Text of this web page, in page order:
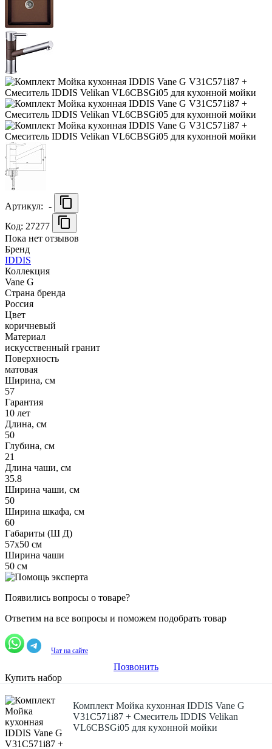
Артикул: -
Код: 27277
Пока нет отзывов
Бренд
IDDIS
Коллекция
Vane G
Страна бренда
Россия
Цвет
коричневый
Материал
искусственный гранит
Поверхность
матовая
Ширина, см
57
Гарантия
10 лет
Длина, см
50
Глубина, см
21
Длина чаши, см
35.8
Ширина чаши, см
50
Ширина шкафа, см
60
Габариты (Ш Д)
57x50 см
Ширина чаши
50 см
Появились вопросы о товаре?
Ответим на все вопросы и поможем подобрать товар
Чат на сайте
Позвонить
Купить набор
Комплект Мойка кухонная IDDIS Vane G
V31C571i87 + Смеситель IDDIS Velikan
VL6CBSGi05 для кухонной мойки